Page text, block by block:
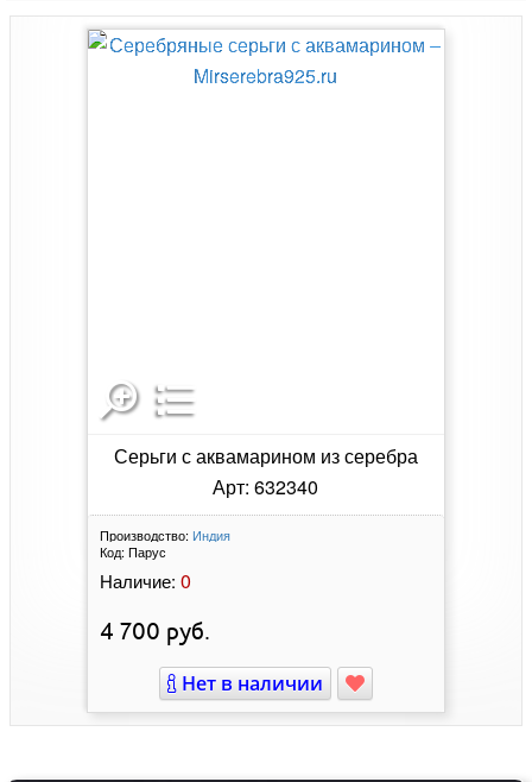
Серьги с аквамарином из серебра
Арт: 632340
Производство: Индия
Код: Парус
Наличие: 0
4 700 руб.
Нет в наличии